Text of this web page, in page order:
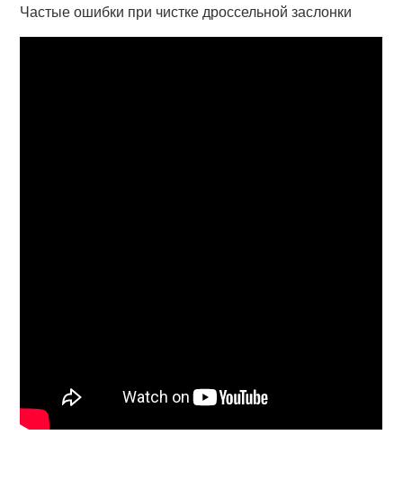
Частые ошибки при чистке дроссельной заслонки